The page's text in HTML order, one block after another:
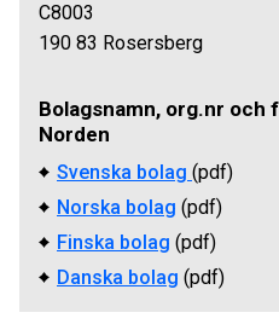
C8003
190 83 Rosersberg
Bolagsnamn, org.nr och
Norden
Svenska bolag (pdf)
Norska bolag (pdf)
Finska bolag (pdf)
Danska bolag (pdf)